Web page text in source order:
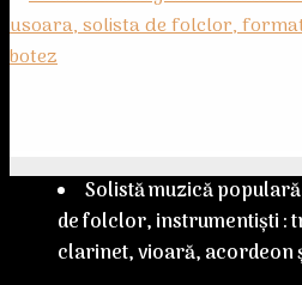
Solistă muzică
de folclor, instrumentiști :
clarinet, vioară, acordeon